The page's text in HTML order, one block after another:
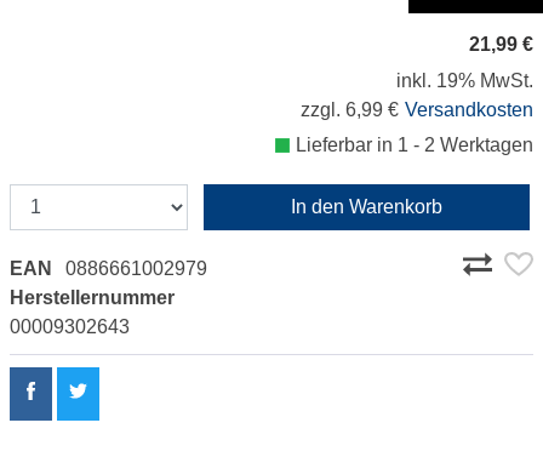
21,99 €
inkl. 19% MwSt.
zzgl. 6,99 € Versandkosten
Lieferbar in 1 - 2 Werktagen
In den Warenkorb
EAN
0886661002979
Herstellernummer
00009302643